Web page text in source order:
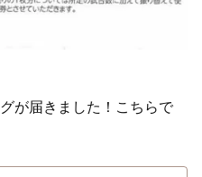
が届きました！こちらで